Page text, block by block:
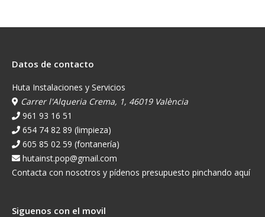
Datos de contacto
Huta Instalaciones y Servicios
Carrer l'Alqueria Crema, 1, 46019 València
961 93 16 51
654 74 82 89 (limpieza)
605 85 02 59 (fontanería)
hutainst.pop@gmail.com
Contacta con nosotros y pídenos presupuesto pinchando aquí
Siguenos con el movil